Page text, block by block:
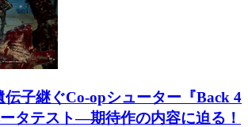
伝子継ぐCo-opシューター『Back 4
タテスト―期待作の内容に迫る！